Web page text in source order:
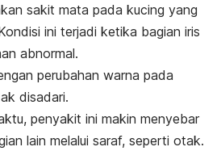
sakit mata pada kucing yang
ini terjadi ketika bagian iris
abnormal.
perubahan warna pada
disadari.
penyakit ini makin menyebar
lain melalui saraf, seperti otak.